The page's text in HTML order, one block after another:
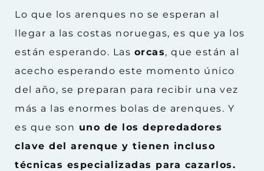
Lo que los arenques no se esperan al
llegar a las costas noruegas, es que ya los
están esperando. Las orcas, que están al
acecho esperando este momento único
del año, se preparan para recibir una vez
más a las enormes bolas de arenques. Y
es que son uno de los depredadores
clave del arenque y tienen incluso
técnicas especializadas para cazarlos.